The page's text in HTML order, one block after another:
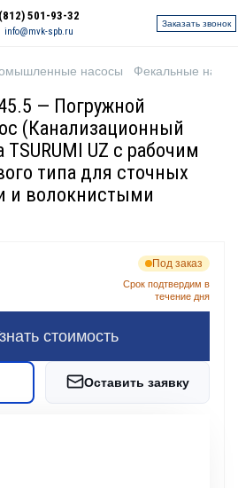
(812) 501-93-32
info@mvk-spb.ru
Заказать звонок
насосы Фекальные
— Погружной
(Канализационный
TSURUMI UZ с рабочим
типа для сточных
и волокнистыми
Под заказ
Срок подтвердим в
течение дня
стоимость
Оставить заявку